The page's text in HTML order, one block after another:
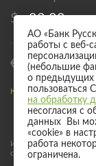
$ 83,00
€ 95,00
Курс валют для
Информация о
с физическими лицами
АО «Банк
работы с веб-
(небольшие
о предыдущих
пользоваться
на обработку
несогласия с
данных Вы
«cookie» в
работа
ограничена.